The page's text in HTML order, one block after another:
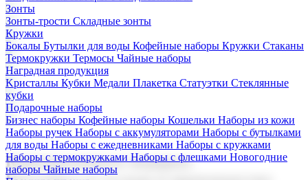
Зонты
Зонты-трости Складные зонты
Кружки
Бокалы Бутылки для воды Кофейные наборы Кружки Стаканы
Термокружки Термосы Чайные наборы
Наградная продукция
Kристаллы Кубки Медали Плакетка Статуэтки Стеклянные
кубки
Подарочные наборы
Бизнес наборы Кофейные наборы Кошельки Наборы из кожи
Наборы ручек Наборы с аккумуляторами Наборы с бутылками
для воды Наборы с ежедневниками Наборы с кружками
Наборы с термокружками Наборы с флешками Новогодние
наборы Чайные наборы
Корпоративные подарки